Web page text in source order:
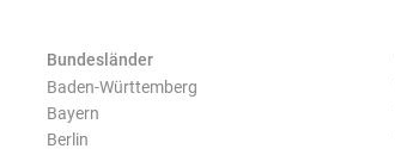
Bundesländer
Baden-Württemberg
Bayern
Berlin